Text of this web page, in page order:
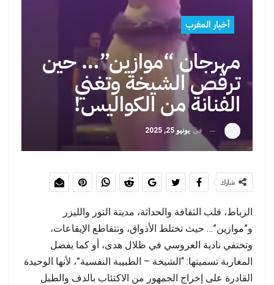
أخبار المغرب
مهرجان “موازين”… حين
ترقص الشيخة وتغني
الفنانة من الكواليس!
في يونيو 25, 2025
شارك
الرباط، قلب الثقافة والحداثة، مدينة النور والليزر
و”موازين”… حيث تختلط الأذواق، وتتقاطع الإيقاعات،
وتختفي نادية العروسي في ظلال هدى، أو كما يفضل
المغاربة تسميتها: “الشيخة – الطبيبة النفسية”، لأنها الوحيدة
القادرة على إخراج الجمهور من الاكتئاب بالدف والطبل